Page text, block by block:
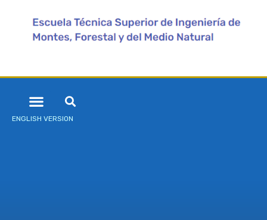
ENGLISH VERSION